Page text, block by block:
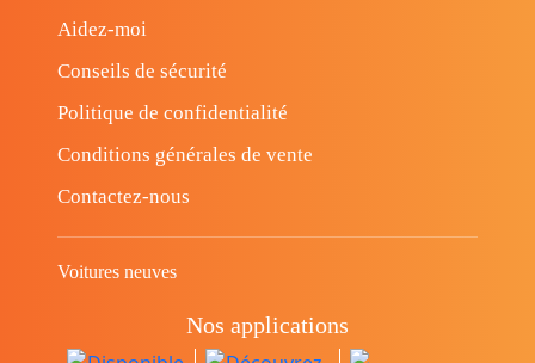
Aidez-moi
Conseils de sécurité
Politique de confidentialité
Conditions générales de vente
Contactez-nous
Voitures neuves
Nos applications